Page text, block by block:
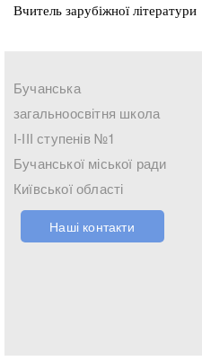
Вчитель зарубіжної літератури
Бучанська
загальноосвітня школа
І-ІІІ ступенів №1
Бучанської міської ради
Київської області
Наші контакти